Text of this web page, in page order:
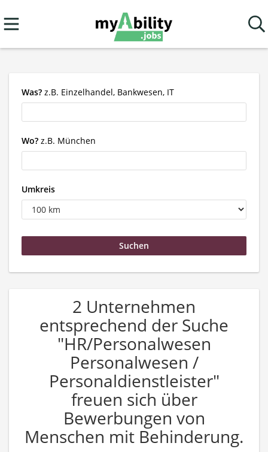
Was? z.B. Einzelhandel, Bankwesen, IT
Wo? z.B. München
Umkreis
2 Unternehmen
entsprechend der Suche
"HR/Personalwesen
Personalwesen /
Personaldienstleister"
freuen sich über
Bewerbungen von
Menschen mit Behinderung.